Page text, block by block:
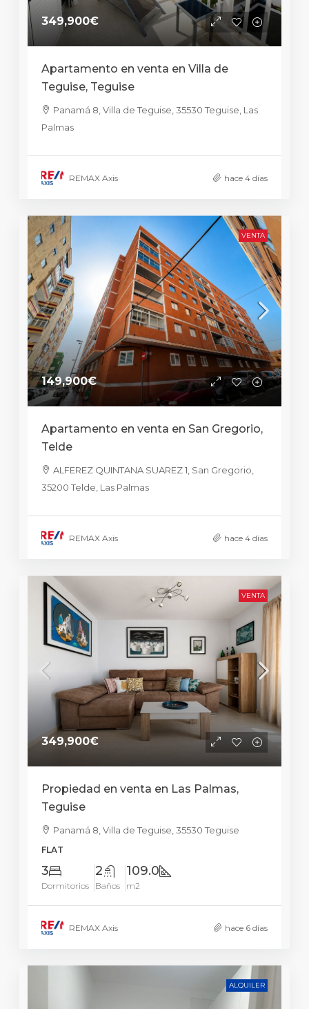
349,900€
Apartamento en venta en Villa de
Teguise, Teguise
Panamá 8, Villa de Teguise, 35530 Teguise, Las
Palmas
REMAX Axis hace 4 días
VENTA
149,900€
Apartamento en venta en San Gregorio,
Telde
ALFEREZ QUINTANA SUAREZ 1, San Gregorio,
35200 Telde, Las Palmas
REMAX Axis hace 4 días
VENTA
349,900€
Propiedad en venta en Las Palmas,
Teguise
Panamá 8, Villa de Teguise, 35530 Teguise
FLAT
3
Dormitorios
2
Baños
109.0
m2
REMAX Axis hace 6 días
ALQUILER